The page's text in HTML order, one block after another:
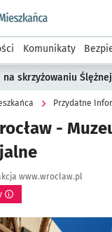
wroclaw.pl
Komunikaty
skrzyżowaniu
Przydatne
-
www.wroclaw.pl